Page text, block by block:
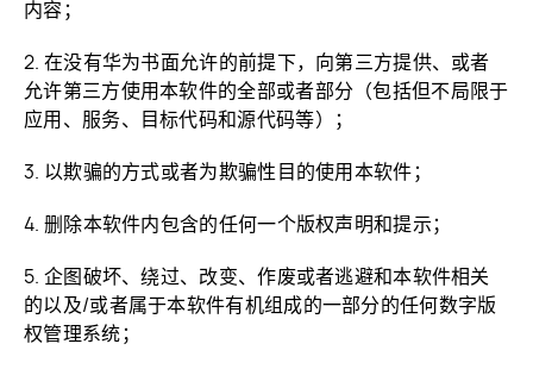
内容；
2. 在没有华为书面允许的前提下，向第三方提供、或者
允许第三方使用本软件的全部或者部分（包括但不局限于
应用、服务、目标代码和源代码等）；
3. 以欺骗的方式或者为欺骗性目的使用本软件；
4. 删除本软件内包含的任何一个版权声明和提示；
5. 企图破坏、绕过、改变、作废或者逃避和本软件相关
的以及/或者属于本软件有机组成的一部分的任何数字版
权管理系统；